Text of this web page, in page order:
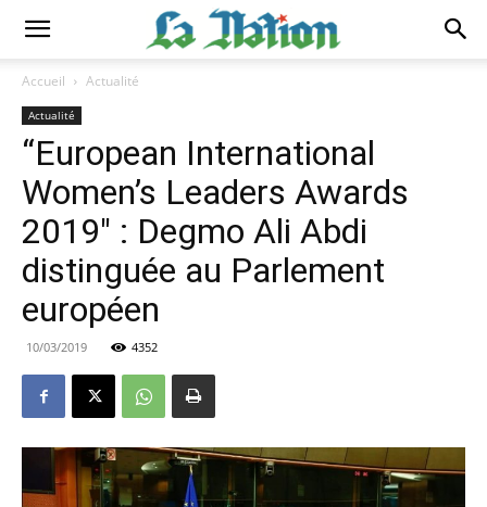
Accueil Actualité
Actualité
‘‘European International
Women’s Leaders Awards
2019″ : Degmo Ali Abdi
distinguée au Parlement
européen
10/03/2019 4352